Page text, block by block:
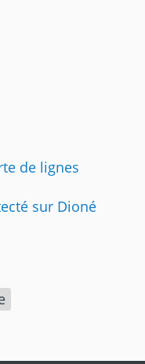
de lignes
sur Dioné